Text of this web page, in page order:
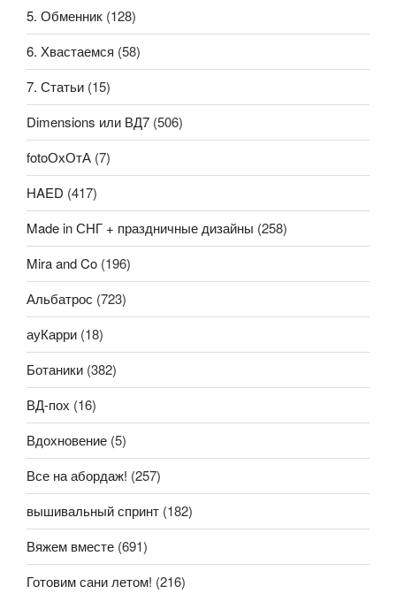
5. Обменник (128)
6. Хвастаемся (58)
7. Статьи (15)
Dimensions или ВД7 (506)
fotoОхОтА (7)
HAED (417)
Made in СНГ + праздничные дизайны (258)
Mira and Co (196)
Альбатрос (723)
ауКарри (18)
Ботаники (382)
ВД-пох (16)
Вдохновение (5)
Все на абордаж! (257)
вышивальный спринт (182)
Вяжем вместе (691)
Готовим сани летом! (216)